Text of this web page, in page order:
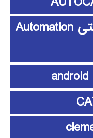
آموزش اتوماسیون صنعتی Automation